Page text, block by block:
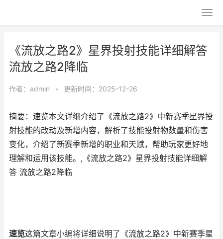
《流放之路2》星界投射技能详细解答
流放之路2降临
作者： admin • 更新时间：2025-12-26
摘要：速览本文详细介绍了《流放之路2》中新赛季星界投
射技能的改动及新增内容，解析了技能投射物数量和伤害
变化，介绍了新赛季新增的职业和天赋，帮助玩家更好地
理解和运用该技能。,《流放之路2》星界投射技能详细解
答 流放之路2降临
速览这篇文章小编将详细说明了《流放之路2》中新赛季星